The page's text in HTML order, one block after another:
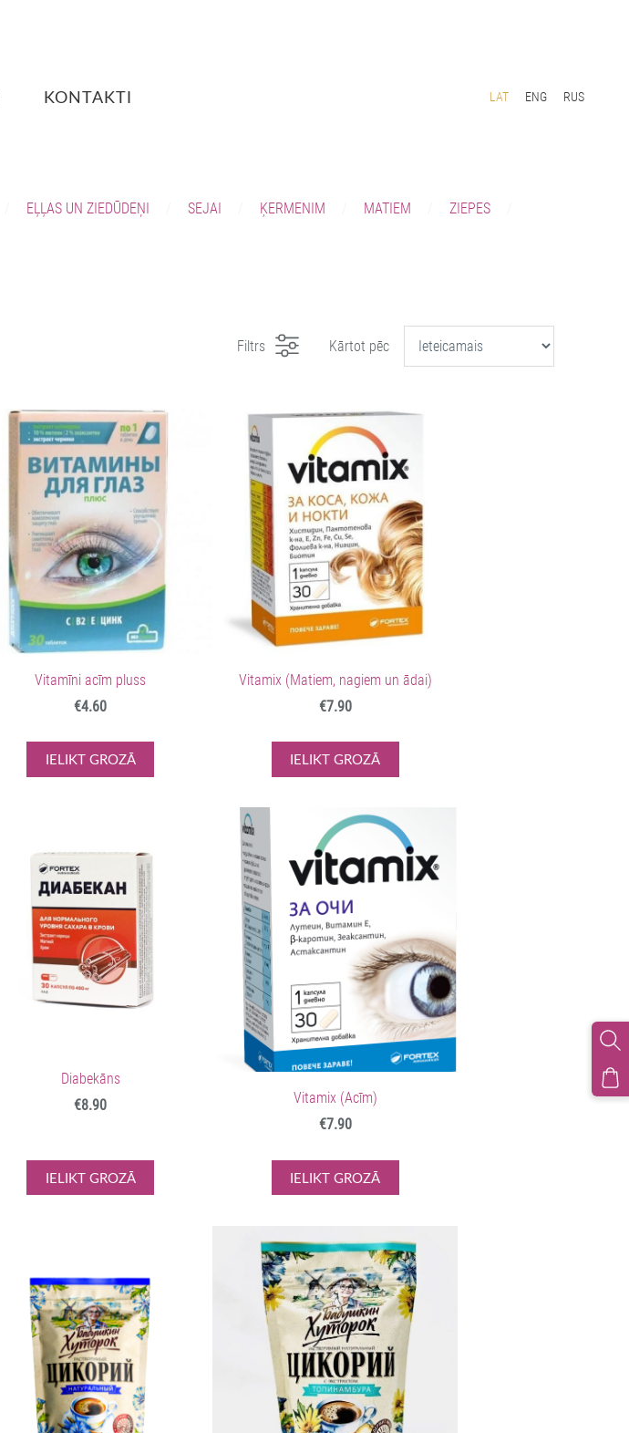
KONTAKTI LAT ENG RUS
EĻĻAS UN ZIEDŪDEŅI SEJAI ĶERMENIM MATIEM ZIEPES
Filtrs Kārtot pēc
Vitamīni acīm pluss
€4.60
IELIKT GROZĀ
Vitamix (Matiem, nagiem un ādai)
€7.90
IELIKT GROZĀ
Diabekāns
€8.90
IELIKT GROZĀ
Vitamix (Acīm)
€7.90
IELIKT GROZĀ